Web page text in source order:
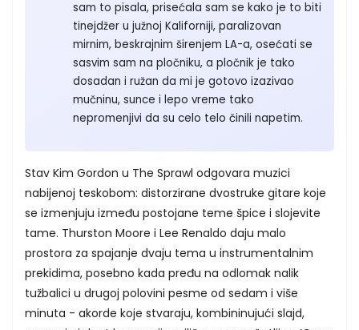
sam to pisala, prisećala sam se kako je to biti
tinejdžer u južnoj Kaliforniji, paralizovan
mirnim, beskrajnim širenjem LA-a, osećati se
sasvim sam na pločniku, a pločnik je tako
dosadan i ružan da mi je gotovo izazivao
mučninu, sunce i lepo vreme tako
nepromenjivi da su celo telo činili napetim.
Stav Kim Gordon u The Sprawl odgovara muzici
nabijenoj teskobom: distorzirane dvostruke gitare koje
se izmenjuju između postojane teme špice i slojevite
tame. Thurston Moore i Lee Renaldo daju malo
prostora za spajanje dvaju tema u instrumentalnim
prekidima, posebno kada pređu na odlomak nalik
tužbalici u drugoj polovini pesme od sedam i više
minuta - akorde koje stvaraju, kombininujući slajd,